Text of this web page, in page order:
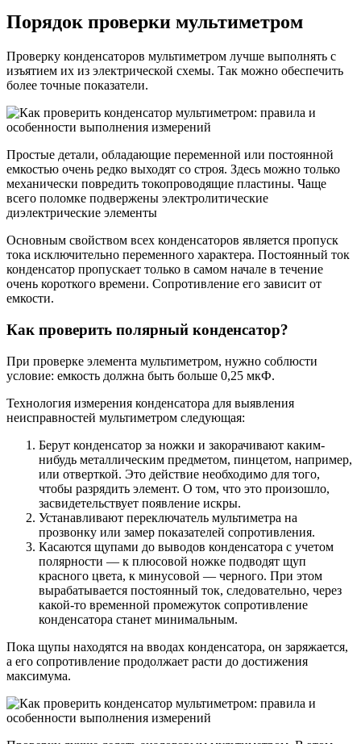
Порядок проверки мультиметром
Проверку конденсаторов мультиметром лучше выполнять с
изъятием их из электрической схемы. Так можно обеспечить
более точные показатели.
Простые детали, обладающие переменной или постоянной
емкостью очень редко выходят со строя. Здесь можно только
механически повредить токопроводящие пластины. Чаще
всего поломке подвержены электролитические
диэлектрические элементы
Основным свойством всех конденсаторов является пропуск
тока исключительно переменного характера. Постоянный ток
конденсатор пропускает только в самом начале в течение
очень короткого времени. Сопротивление его зависит от
емкости.
Как проверить полярный конденсатор?
При проверке элемента мультиметром, нужно соблюсти
условие: емкость должна быть больше 0,25 мкФ.
Технология измерения конденсатора для выявления
неисправностей мультиметром следующая:
Берут конденсатор за ножки и закорачивают каким-
нибудь металлическим предметом, пинцетом, например,
или отверткой. Это действие необходимо для того,
чтобы разрядить элемент. О том, что это произошло,
засвидетельствует появление искры.
Устанавливают переключатель мультиметра на
прозвонку или замер показателей сопротивления.
Касаются щупами до выводов конденсатора с учетом
полярности — к плюсовой ножке подводят щуп
красного цвета, к минусовой — черного. При этом
вырабатывается постоянный ток, следовательно, через
какой-то временной промежуток сопротивление
конденсатора станет минимальным.
Пока щупы находятся на вводах конденсатора, он заряжается,
а его сопротивление продолжает расти до достижения
максимума.